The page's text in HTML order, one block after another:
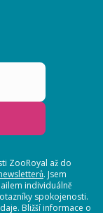
ZooRoyal až do
. Jsem
individuálně
spokojenosti.
Bližší informace o